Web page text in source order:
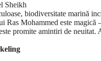
Sheikh
biodiversitate marină
Ras Mohammed este
promite amintiri de neuitat.